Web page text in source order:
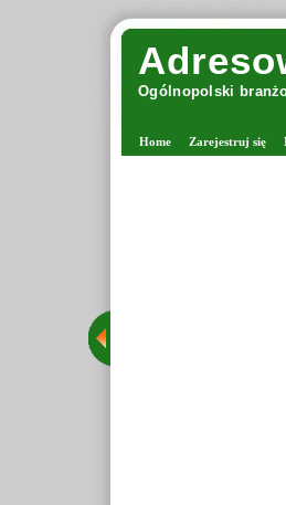
Ogólnopolski
Home Zarejestruj się